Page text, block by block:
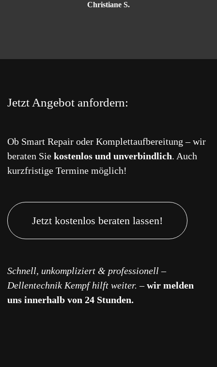
Christiane S.
Jetzt Angebot anfordern:
Ob Smart Repair oder Komplettaufbereitung – wir
beraten Sie kostenlos und unverbindlich. Auch
kurzfristige Termine möglich!
Jetzt kostenlos beraten lassen!
Schnell, unkompliziert & professionell –
Dellentechnik Kempf hilft weiter. –wir melden
uns innerhalb von 24 Stunden.